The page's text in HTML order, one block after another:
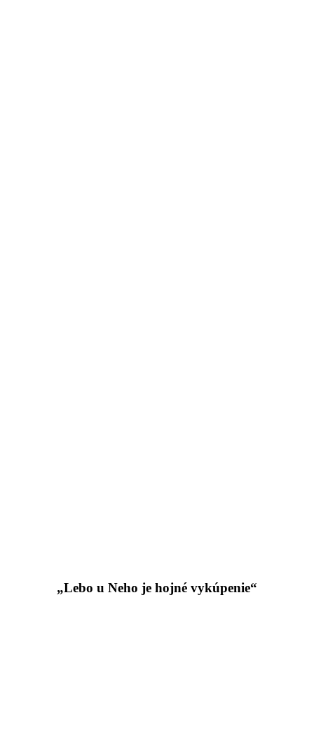
„Lebo u Neho je hojné vykúpenie“